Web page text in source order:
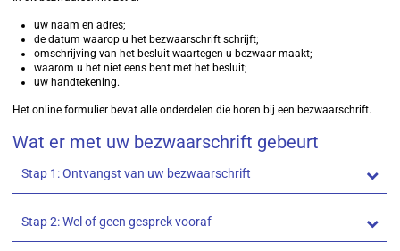
uw naam en adres;
de datum waarop u het bezwaarschrift schrijft;
omschrijving van het besluit waartegen u bezwaar maakt;
waarom u het niet eens bent met het besluit;
uw handtekening.
Het online formulier bevat alle onderdelen die horen bij een bezwaarschrift.
Wat er met uw bezwaarschrift gebeurt
Stap 1: Ontvangst van uw bezwaarschrift
Stap 2: Wel of geen gesprek vooraf